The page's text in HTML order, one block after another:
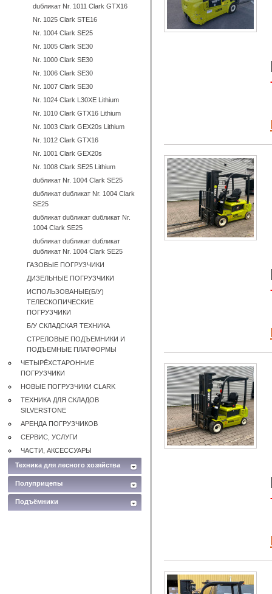
duбликат Nr. 1011 Clark GTX16
Nr. 1025 Clark STE16
Nr. 1004 Clark SE25
Nr. 1005 Clark SE30
Nr. 1000 Clark SE30
Nr. 1006 Clark SE30
Nr. 1007 Clark SE30
Nr. 1024 Clark L30XE Lithium
Nr. 1010 Clark GTX16 Lithium
Nr. 1003 Clark GEX20s Lithium
Nr. 1012 Clark GTX16
Nr. 1001 Clark GEX20s
Nr. 1008 Clark SE25 Lithium
duбликат Nr. 1004 Clark SE25
duбликат duбликат Nr. 1004 Clark
SE25
duбликат duбликат duбликат Nr.
1004 Clark SE25
duбликат duбликат duбликат
duбликат Nr. 1004 Clark SE25
ГАЗОВЫЕ ПОГРУЗЧИКИ
ДИЗЕЛЬНЫЕ ПОГРУЗЧИКИ
ИСПОЛЬЗОВАНЫЕ(Б/У)
ТЕЛЕСКОПИЧЕСКИЕ
ПОГРУЗЧИКИ
Б/У CКЛАДСКАЯ ТЕХНИКА
СТРЕЛОВЫЕ ПОДЪЕМНИКИ И
ПОДЪЕМНЫЕ ПЛАТФОРМЫ
ЧЕТЫРЁХСТАРОННИЕ
ПОГРУЗЧИКИ
НОВЫЕ ПОГРУЗЧИКИ CLARK
ТЕХНИКА ДЛЯ СКЛАДОВ
SILVERSTONE
АРЕНДА ПОГРУЗЧИКОВ
СЕРВИС, УСЛУГИ
ЧАСТИ, АКСЕССУАРЫ
Техника для лесного хозяйства
Полуприцепы
Подъёмники